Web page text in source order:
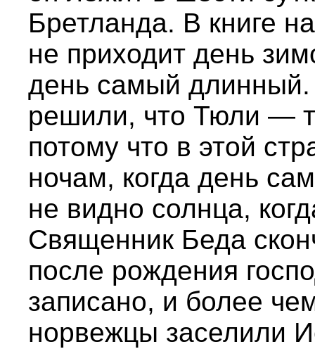
Бретланда. В книге
не приходит день
день самый
решили, что Тюли —
потому что в этой
ночам, когда день
не видно солнца,
Священник Беда
после рождения
записано, и более
норвежцы заселили